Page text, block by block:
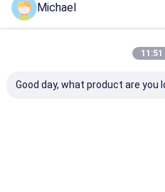
Recommended Products
Michael
11:51
Good day, what product are you